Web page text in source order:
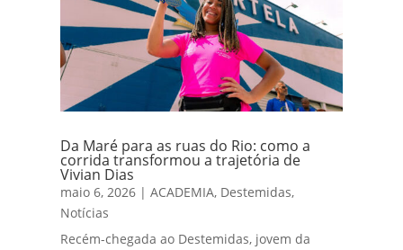
Da Maré para as ruas do Rio: como a
corrida transformou a trajetória de
Vivian Dias
maio 6, 2026 |ACADEMIA, Destemidas,
Notícias
Recém-chegada ao Destemidas, jovem da